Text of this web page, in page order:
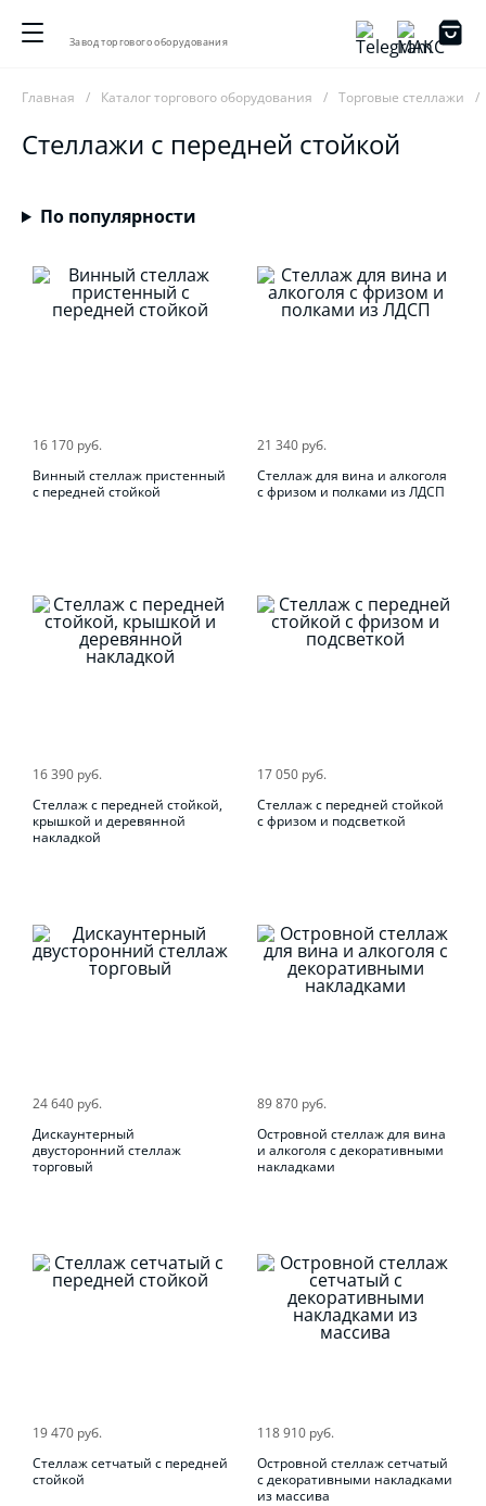
Завод торгового оборудования
Главная Каталог торгового оборудования Торговые стеллажи
Стеллажи с передней стойкой
По популярности
16 170 руб.
Винный стеллаж пристенный
с передней стойкой
21 340 руб.
Стеллаж для вина и алкоголя
с фризом и полками из ЛДСП
16 390 руб.
Стеллаж с передней стойкой,
крышкой и деревянной
накладкой
17 050 руб.
Стеллаж с передней стойкой
с фризом и подсветкой
24 640 руб.
Дискаунтерный
двусторонний стеллаж
торговый
89 870 руб.
Островной стеллаж для вина
и алкоголя с декоративными
накладками
19 470 руб.
Стеллаж сетчатый с передней
стойкой
118 910 руб.
Островной стеллаж сетчатый
с декоративными накладками
из массива